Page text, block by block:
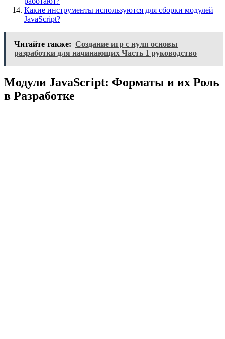
Какие инструменты используются для сборки модулей
JavaScript?
Читайте также: Создание игр с нуля основы
разработки для начинающих Часть 1 руководство
Модули JavaScript: Форматы и их Роль
в Разработке